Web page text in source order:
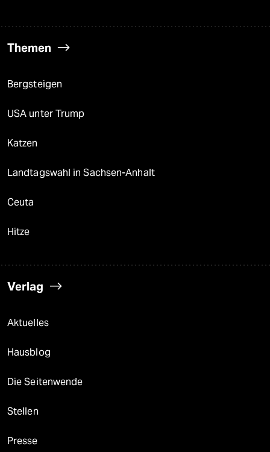
Themen
Bergsteigen
USA unter Trump
Katzen
Landtagswahl in Sachsen-Anhalt
Ceuta
Hitze
Verlag
Aktuelles
Hausblog
Die Seitenwende
Stellen
Presse